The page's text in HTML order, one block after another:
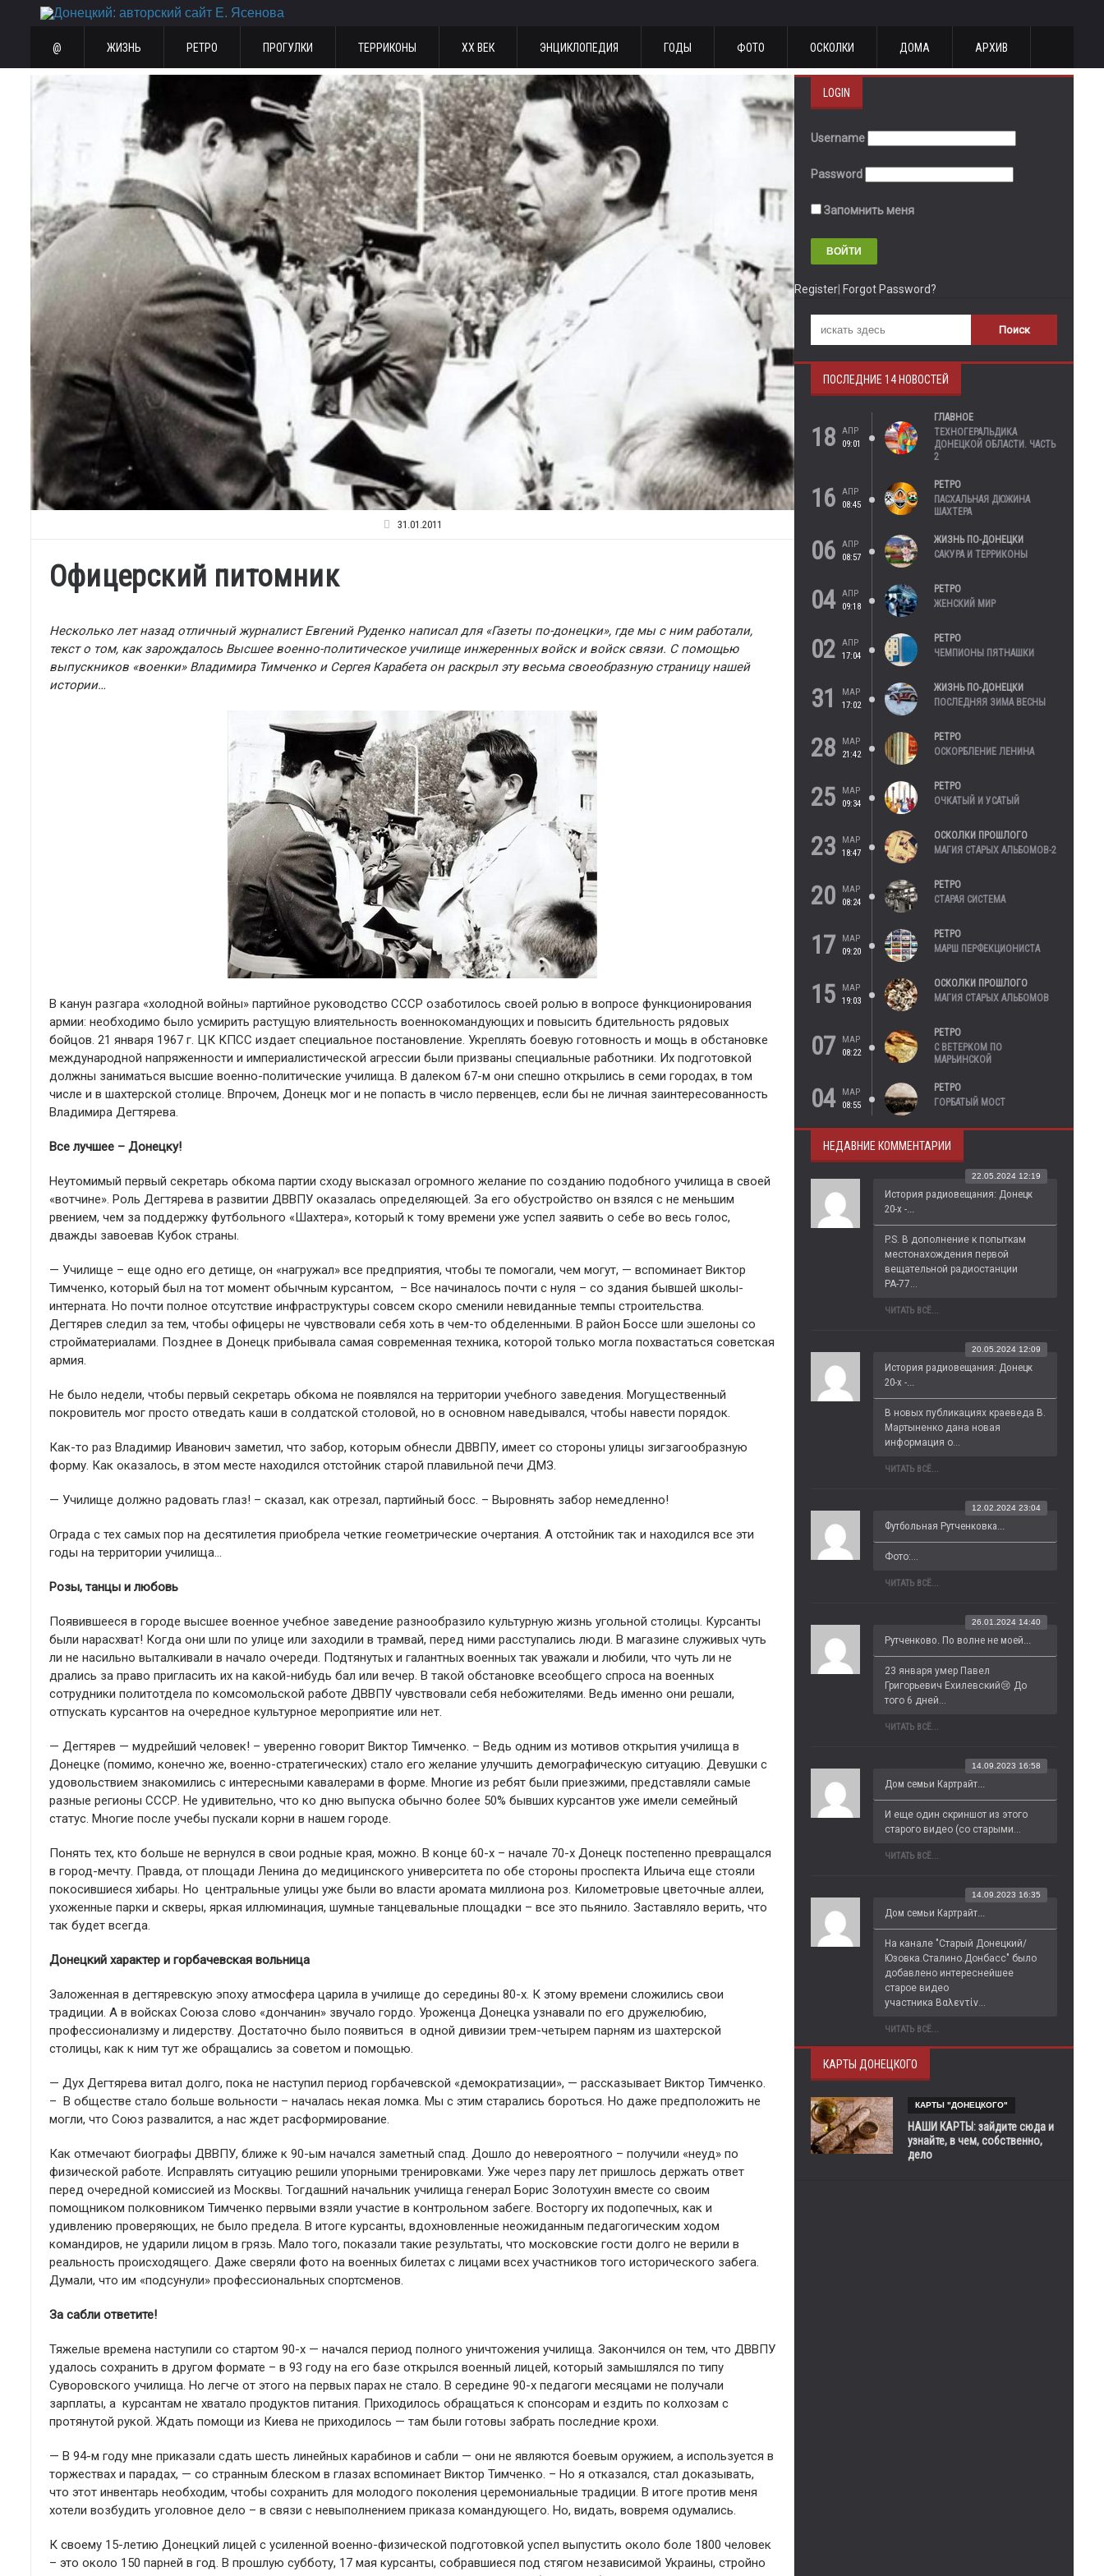
@ ЖИЗНЬ РЕТРО ПРОГУЛКИ ТЕРРИКОНЫ ХХ ВЕК ЭНЦИКЛОПЕДИЯ ГОДЫ ФОТО ОСКОЛКИ ДОМА АРХИВ
31.01.2011
Офицерский питомник
Несколько лет назад отличный журналист Евгений Руденко написал для «Газеты по-донецки», где мы с ним работали,
текст о том, как зарождалось Высшее военно-политическое училище инжеренных войск и войск связи. С помощью
выпускников «военки» Владимира Тимченко и Сергея Карабета он раскрыл эту весьма своеобразную страницу нашей
истории…
В канун разгара «холодной войны» партийное руководство СССР озаботилось своей ролью в вопросе функционирования
армии: необходимо было усмирить растущую влиятельность военнокомандующих и повысить бдительность рядовых
бойцов. 21 января 1967 г. ЦК КПСС издает специальное постановление. Укреплять боевую готовность и мощь в обстановке
международной напряженности и империалистической агрессии были призваны специальные работники. Их подготовкой
должны заниматься высшие военно-политические училища. В далеком 67-м они спешно открылись в семи городах, в том
числе и в шахтерской столице. Впрочем, Донецк мог и не попасть в число первенцев, если бы не личная заинтересованность
Владимира Дегтярева.
Все лучшее – Донецку!
Неутомимый первый секретарь обкома партии сходу высказал огромного желание по созданию подобного училища в своей
«вотчине». Роль Дегтярева в развитии ДВВПУ оказалась определяющей. За его обустройство он взялся с не меньшим
рвением, чем за поддержку футбольного «Шахтера», который к тому времени уже успел заявить о себе во весь голос,
дважды завоевав Кубок страны.
— Училище – еще одно его детище, он «нагружал» все предприятия, чтобы те помогали, чем могут, — вспоминает Виктор
Тимченко, который был на тот момент обычным курсантом, – Все начиналось почти с нуля – со здания бывшей школы-
интерната. Но почти полное отсутствие инфраструктуры совсем скоро сменили невиданные темпы строительства.
Дегтярев следил за тем, чтобы офицеры не чувствовали себя хоть в чем-то обделенными. В район Боссе шли эшелоны со
стройматериалами. Позднее в Донецк прибывала самая современная техника, которой только могла похвастаться советская
армия.
Не было недели, чтобы первый секретарь обкома не появлялся на территории учебного заведения. Могущественный
покровитель мог просто отведать каши в солдатской столовой, но в основном наведывался, чтобы навести порядок.
Как-то раз Владимир Иванович заметил, что забор, которым обнесли ДВВПУ, имеет со стороны улицы зигзагообразную
форму. Как оказалось, в этом месте находился отстойник старой плавильной печи ДМЗ.
— Училище должно радовать глаз! – сказал, как отрезал, партийный босс. – Выровнять забор немедленно!
Ограда с тех самых пор на десятилетия приобрела четкие геометрические очертания. А отстойник так и находился все эти
годы на территории училища…
Розы, танцы и любовь
Появившееся в городе высшее военное учебное заведение разнообразило культурную жизнь угольной столицы. Курсанты
были нарасхват! Когда они шли по улице или заходили в трамвай, перед ними расступались люди. В магазине служивых чуть
ли не насильно выталкивали в начало очереди. Подтянутых и галантных военных так уважали и любили, что чуть ли не
дрались за право пригласить их на какой-нибудь бал или вечер. В такой обстановке всеобщего спроса на военных
сотрудники политотдела по комсомольской работе ДВВПУ чувствовали себя небожителями. Ведь именно они решали,
отпускать курсантов на очередное культурное мероприятие или нет.
— Дегтярев — мудрейший человек! – уверенно говорит Виктор Тимченко. – Ведь одним из мотивов открытия училища в
Донецке (помимо, конечно же, военно-стратегических) стало его желание улучшить демографическую ситуацию. Девушки с
удовольствием знакомились с интересными кавалерами в форме. Многие из ребят были приезжими, представляли самые
разные регионы СССР. Не удивительно, что ко дню выпуска обычно более 50% бывших курсантов уже имели семейный
статус. Многие после учебы пускали корни в нашем городе.
Понять тех, кто больше не вернулся в свои родные края, можно. В конце 60-х – начале 70-х Донецк постепенно превращался
в город-мечту. Правда, от площади Ленина до медицинского университета по обе стороны проспекта Ильича еще стояли
покосившиеся хибары. Но центральные улицы уже были во власти аромата миллиона роз. Километровые цветочные аллеи,
ухоженные парки и скверы, яркая иллюминация, шумные танцевальные площадки – все это пьянило. Заставляло верить, что
так будет всегда.
Донецкий характер и горбачевская вольница
Заложенная в дегтяревскую эпоху атмосфера царила в училище до середины 80-х. К этому времени сложились свои
традиции. А в войсках Союза слово «дончанин» звучало гордо. Уроженца Донецка узнавали по его дружелюбию,
профессионализму и лидерству. Достаточно было появиться в одной дивизии трем-четырем парням из шахтерской
столицы, как к ним тут же обращались за советом и помощью.
— Дух Дегтярева витал долго, пока не наступил период горбачевской «демократизации», — рассказывает Виктор Тимченко.
– В обществе стало больше вольности – началась некая ломка. Мы с этим старались бороться. Но даже предположить не
могли, что Союз развалится, а нас ждет расформирование.
Как отмечают биографы ДВВПУ, ближе к 90-ым начался заметный спад. Дошло до невероятного – получили «неуд» по
физической работе. Исправлять ситуацию решили упорными тренировками. Уже через пару лет пришлось держать ответ
перед очередной комиссией из Москвы. Тогдашний начальник училища генерал Борис Золотухин вместе со своим
помощником полковником Тимченко первыми взяли участие в контрольном забеге. Восторгу их подопечных, как и
удивлению проверяющих, не было предела. В итоге курсанты, вдохновленные неожиданным педагогическим ходом
командиров, не ударили лицом в грязь. Мало того, показали такие результаты, что московские гости долго не верили в
реальность происходящего. Даже сверяли фото на военных билетах с лицами всех участников того исторического забега.
Думали, что им «подсунули» профессиональных спортсменов.
За сабли ответите!
Тяжелые времена наступили со стартом 90-х — начался период полного уничтожения училища. Закончился он тем, что ДВВПУ
удалось сохранить в другом формате – в 93 году на его базе открылся военный лицей, который замышлялся по типу
Суворовского училища. Но легче от этого на первых парах не стало. В середине 90-х педагоги месяцами не получали
зарплаты, а курсантам не хватало продуктов питания. Приходилось обращаться к спонсорам и ездить по колхозам с
протянутой рукой. Ждать помощи из Киева не приходилось — там были готовы забрать последние крохи.
— В 94-м году мне приказали сдать шесть линейных карабинов и сабли — они не являются боевым оружием, а используется в
торжествах и парадах, — со странным блеском в глазах вспоминает Виктор Тимченко. – Но я отказался, стал доказывать,
что этот инвентарь необходим, чтобы сохранить для молодого поколения церемониальные традиции. В итоге против меня
хотели возбудить уголовное дело – в связи с невыполнением приказа командующего. Но, видать, вовремя одумались.
К своему 15-летию Донецкий лицей с усиленной военно-физической подготовкой успел выпустить около боле 1800 человек
– это около 150 парней в год. В прошлую субботу, 17 мая курсанты, собравшиеся под стягом независимой Украины, стройно
LOGIN
Username
Password
Запомнить меня
Register Forgot Password?
ПОСЛЕДНИЕ 14 НОВОСТЕЙ
18
АПР
09:01
ГЛАВНОЕ
ТЕХНОГЕРАЛЬДИКА
ДОНЕЦКОЙ ОБЛАСТИ. ЧАСТЬ
2
16
АПР
08:45
РЕТРО
ПАСХАЛЬНАЯ ДЮЖИНА
ШАХТЕРА
06
АПР
08:57
ЖИЗНЬ ПО-ДОНЕЦКИ
САКУРА И ТЕРРИКОНЫ
04
АПР
09:18
РЕТРО
ЖЕНСКИЙ МИР
02
АПР
17:04
РЕТРО
ЧЕМПИОНЫ ПЯТНАШКИ
31
МАР
17:02
ЖИЗНЬ ПО-ДОНЕЦКИ
ПОСЛЕДНЯЯ ЗИМА ВЕСНЫ
28
МАР
21:42
РЕТРО
ОСКОРБЛЕНИЕ ЛЕНИНА
25
МАР
09:34
РЕТРО
ОЧКАТЫЙ И УСАТЫЙ
23
МАР
18:47
ОСКОЛКИ ПРОШЛОГО
МАГИЯ СТАРЫХ АЛЬБОМОВ-2
20
МАР
08:24
РЕТРО
СТАРАЯ СИСТЕМА
17
МАР
09:20
РЕТРО
МАРШ ПЕРФЕКЦИОНИСТА
15
МАР
19:03
ОСКОЛКИ ПРОШЛОГО
МАГИЯ СТАРЫХ АЛЬБОМОВ
07
МАР
08:22
РЕТРО
С ВЕТЕРКОМ ПО
МАРЬИНСКОЙ
04
МАР
08:55
РЕТРО
ГОРБАТЫЙ МОСТ
НЕДАВНИЕ КОММЕНТАРИИ
История радиовещания: Донецк
20-х -...
22.05.2024 12:19
P.S. В дополнение к попыткам
местонахождения первой
вещательной радиостанции
РА-77...
ЧИТАТЬ ВСЁ...
История радиовещания: Донецк
20-х -...
20.05.2024 12:09
В новых публикациях краеведа В.
Мартыненко дана новая
информация о...
ЧИТАТЬ ВСЁ...
Футбольная Рутченковка...
12.02.2024 23:04
Фото:...
ЧИТАТЬ ВСЁ...
Рутченково. По волне не моей...
26.01.2024 14:40
23 января умер Павел
Григорьевич Ехилевский😢 До
того 6 дней...
ЧИТАТЬ ВСЁ...
Дом семьи Картрайт...
14.09.2023 16:58
И еще один скриншот из этого
старого видео (со старыми...
ЧИТАТЬ ВСЁ...
Дом семьи Картрайт...
14.09.2023 16:35
На канале "Старый Донецкий/
Юзовка.Сталино.Донбасс" было
добавлено интереснейшее
старое видео
участника Βαλεντίν...
ЧИТАТЬ ВСЁ...
КАРТЫ ДОНЕЦКОГО
КАРТЫ "ДОНЕЦКОГО"
НАШИ КАРТЫ: зайдите сюда и
узнайте, в чем, собственно,
дело